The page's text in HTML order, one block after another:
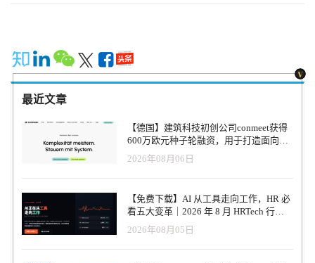
Alexis Suberville随后加入。该平台已受到各行各业众多雇主和数千
资环境中，Paynest 的使命也引起了投资者的强烈共鸣。我们很高兴
能得到他们的支持，通过这一轮融资，我们有能力实现我们的愿
景，即通过一个单一的、用户友好的平台来提高全欧洲员工的财务
健康水平。 Paynest 是一个金融平台，通过提供一整套提高员工财务
健康水平的福利，使公司能够脱颖而出。除金融产品外，Paynest 还
通过有关个人财务管理的个性化文章推广财务知识，并提供一个由
合格教练组成的团队，为员工提供保密的个性化支持。 Lince Capital
的合伙人 Tomás Lavin Peixe 评论说： "我们对 Paynest 及其潜力感到
兴奋。我们的战略是投资拥有卓越团队和颠覆性潜力的葡萄牙公
司，Paynest 成熟的产品和大胆的战略使其成为在欧洲市场取得成功
的理想选择。已经使用 Paynest 的数十家公司证明了这一点，我们希
望越来越多的欧洲公司将该解决方案作为吸引和留住人才的一种方
式。 蓝鸦资本联合创始人兼基金经理António Mello Campello补充
说："蓝鸦资本很高兴宣布我们最近对Paynest的投资。作为致力于走
在技术创新前沿的投资者，此次投资与我们推进技术驱动型解决方
最近文章
【德国】建筑科技初创公司conmeet获得
600万欧元种子轮融资，用于打造面向贸
易和建筑行业的AI操作系统
2026年08月06日
【免费下载】AI 从工具走向工作，HR 必
看五大变革｜2026 年 8 月 HRTech 行业
观察报告
2026年08月05日